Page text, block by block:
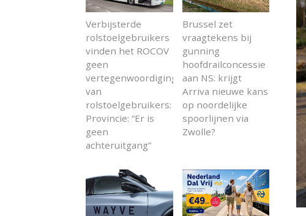
Verbijsterde
rolstoelgebruikers
vinden het ROCOV
geen
vertegenwoordiging
van
rolstoelgebruikers:
Provincie: “Er is
geen
achteruitgang”
Brussel zet
vraagtekens bij
gunning
hoofdrailconcessie
aan NS: krijgt
Arriva nieuwe kans
op noordelijke
spoorlijnen via
Zwolle?